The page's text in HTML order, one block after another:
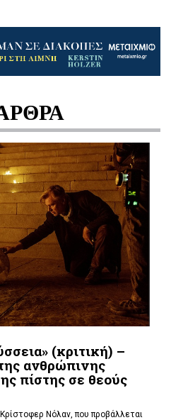
(κριτική) –
ανθρώπινης
πίστης σε θεούς
Κρίστοφερ Νόλαν,που προβάλλεται